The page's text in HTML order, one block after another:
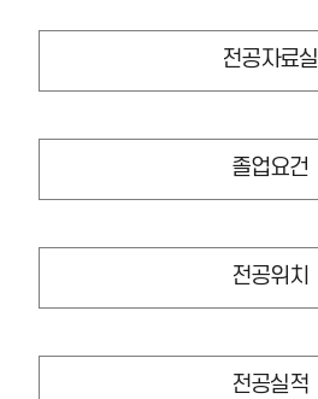
전공자료실
졸업요건
전공위치
전공실적